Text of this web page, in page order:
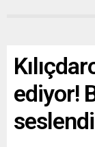
ediyor!
seslendi